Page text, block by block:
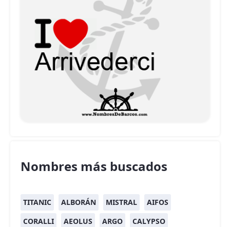
Nombres más buscados
TITANIC ALBORÁN MISTRAL
AIFOS
CORALLI
AEOLUS ARGO
CALYPSO